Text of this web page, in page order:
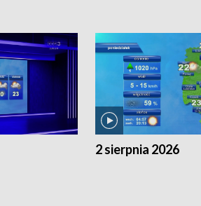
2 sierpnia 2026